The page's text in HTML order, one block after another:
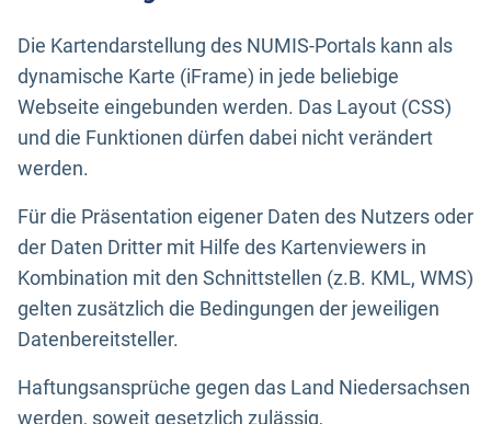
Die Kartendarstellung des NUMIS-Portals kann als
dynamische Karte (iFrame) in jede beliebige
Webseite eingebunden werden. Das Layout (CSS)
und die Funktionen dürfen dabei nicht verändert
werden.
Für die Präsentation eigener Daten des Nutzers oder
der Daten Dritter mit Hilfe des Kartenviewers in
Kombination mit den Schnittstellen (z.B. KML, WMS)
gelten zusätzlich die Bedingungen der jeweiligen
Datenbereitsteller.
Haftungsansprüche gegen das Land Niedersachsen
werden, soweit gesetzlich zulässig,